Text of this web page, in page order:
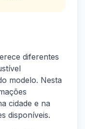
diferentes
modelo. Nesta
cidade e na
disponíveis.